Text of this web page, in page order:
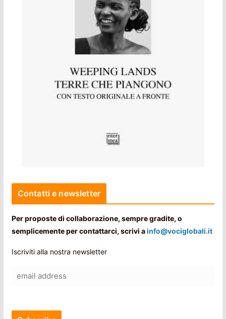
Contatti e newsletter
Per proposte di collaborazione, sempre gradite, o
semplicemente per contattarci, scrivi ainfo@vociglobali.it
Iscriviti alla nostra newsletter